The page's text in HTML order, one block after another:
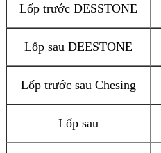
Lốp trước DESSTONE
Lốp sau DEESTONE
Lốp trước sau Chesing
Lốp sau